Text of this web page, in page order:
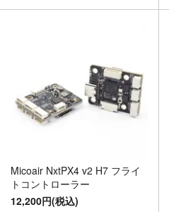
Micoair NxtPX4 v2 H7 フライ
トコントローラー
12,200円(税込)